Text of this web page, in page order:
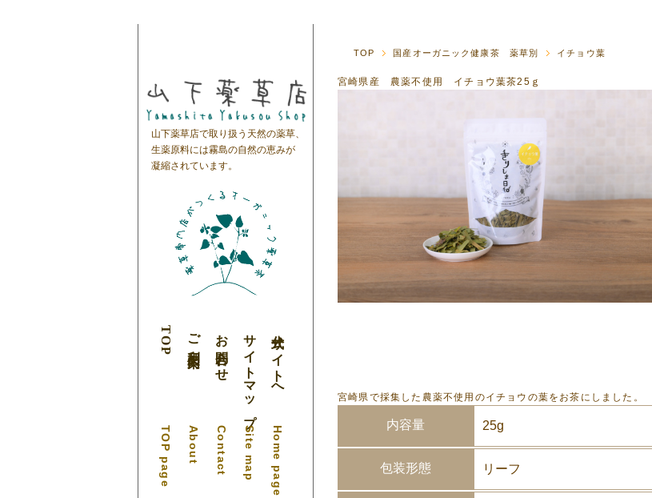
山下薬草店で取り扱う天然の薬草、
生薬原料には霧島の自然の恵みが
凝縮されています。
公式サイトへ
Home page
サイトマップ
Site map
お問合わせ
Contact
ご利用案内
About
TOP
TOP page
TOP 国産オーガニック健康茶 薬草別 イチョウ葉
宮崎県産 農薬不使用 イチョウ葉茶25ｇ
宮崎県で採集した農薬不使用のイチョウの葉をお茶にしました。
内容量 25g
包装形態 リーフ